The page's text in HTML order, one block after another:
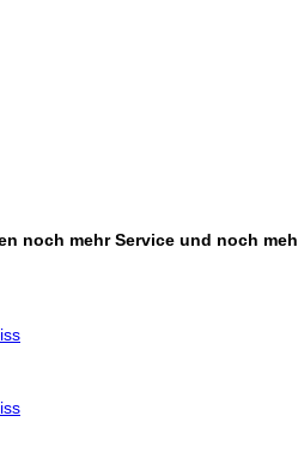
noch mehr Service und noch